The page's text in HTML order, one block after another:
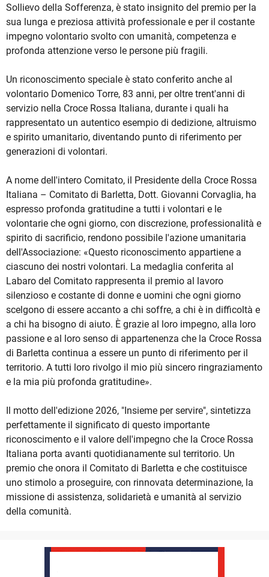
Sollievo della Sofferenza, è stato insignito del premio per la
sua lunga e preziosa attività professionale e per il costante
impegno volontario svolto con umanità, competenza e
profonda attenzione verso le persone più fragili.
Un riconoscimento speciale è stato conferito anche al
volontario Domenico Torre, 83 anni, per oltre trent'anni di
servizio nella Croce Rossa Italiana, durante i quali ha
rappresentato un autentico esempio di dedizione, altruismo
e spirito umanitario, diventando punto di riferimento per
generazioni di volontari.
A nome dell'intero Comitato, il Presidente della Croce Rossa
Italiana – Comitato di Barletta, Dott. Giovanni Corvaglia, ha
espresso profonda gratitudine a tutti i volontari e le
volontarie che ogni giorno, con discrezione, professionalità e
spirito di sacrificio, rendono possibile l'azione umanitaria
dell'Associazione: «Questo riconoscimento appartiene a
ciascuno dei nostri volontari. La medaglia conferita al
Labaro del Comitato rappresenta il premio al lavoro
silenzioso e costante di donne e uomini che ogni giorno
scelgono di essere accanto a chi soffre, a chi è in difficoltà e
a chi ha bisogno di aiuto. È grazie al loro impegno, alla loro
passione e al loro senso di appartenenza che la Croce Rossa
di Barletta continua a essere un punto di riferimento per il
territorio. A tutti loro rivolgo il mio più sincero ringraziamento
e la mia più profonda gratitudine».
Il motto dell'edizione 2026, "Insieme per servire", sintetizza
perfettamente il significato di questo importante
riconoscimento e il valore dell'impegno che la Croce Rossa
Italiana porta avanti quotidianamente sul territorio. Un
premio che onora il Comitato di Barletta e che costituisce
uno stimolo a proseguire, con rinnovata determinazione, la
missione di assistenza, solidarietà e umanità al servizio
della comunità.